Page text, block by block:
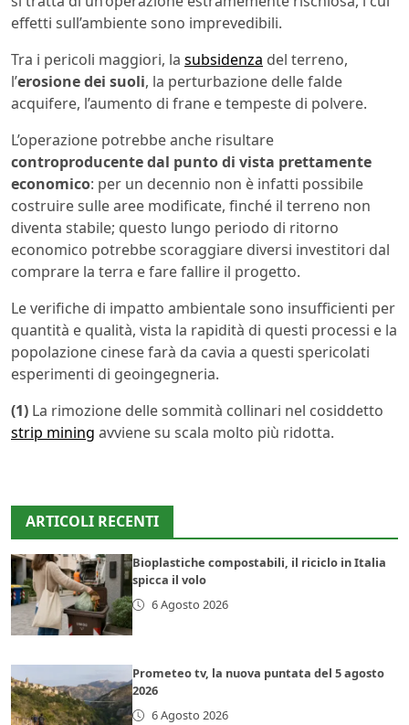
effetti sull’ambiente sono imprevedibili.
Tra i pericoli maggiori, la subsidenza del terreno,
l’erosione dei suoli, la perturbazione delle falde
acquifere, l’aumento di frane e tempeste di polvere.
L’operazione potrebbe anche risultare
controproducente dal punto di vista prettamente
economico: per un decennio non è infatti possibile
costruire sulle aree modificate, finché il terreno non
diventa stabile; questo lungo periodo di ritorno
economico potrebbe scoraggiare diversi investitori dal
comprare la terra e fare fallire il progetto.
Le verifiche di impatto ambientale sono insufficienti per
quantità e qualità, vista la rapidità di questi processi e la
popolazione cinese farà da cavia a questi spericolati
esperimenti di geoingegneria.
(1) La rimozione delle sommità collinari nel cosiddetto
strip mining avviene su scala molto più ridotta.
ARTICOLI RECENTI
Bioplastiche compostabili, il riciclo in Italia
spicca il volo
6 Agosto 2026
Prometeo tv, la nuova puntata del 5 agosto
2026
6 Agosto 2026